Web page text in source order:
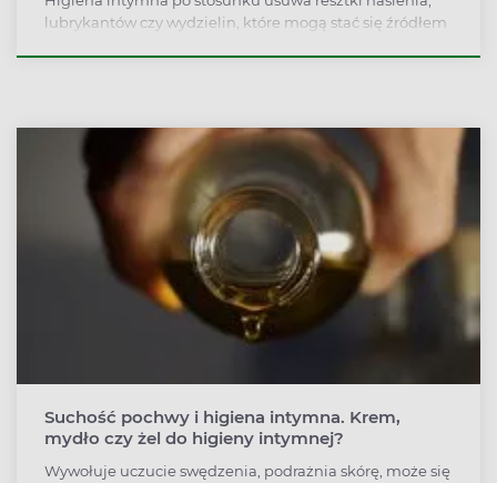
lubrykantów czy wydzielin, które mogą stać się źródłem
Suchość pochwy i higiena intymna. Krem,
mydło czy żel do higieny intymnej?
Wywołuje uczucie swędzenia, podrażnia skórę, może się